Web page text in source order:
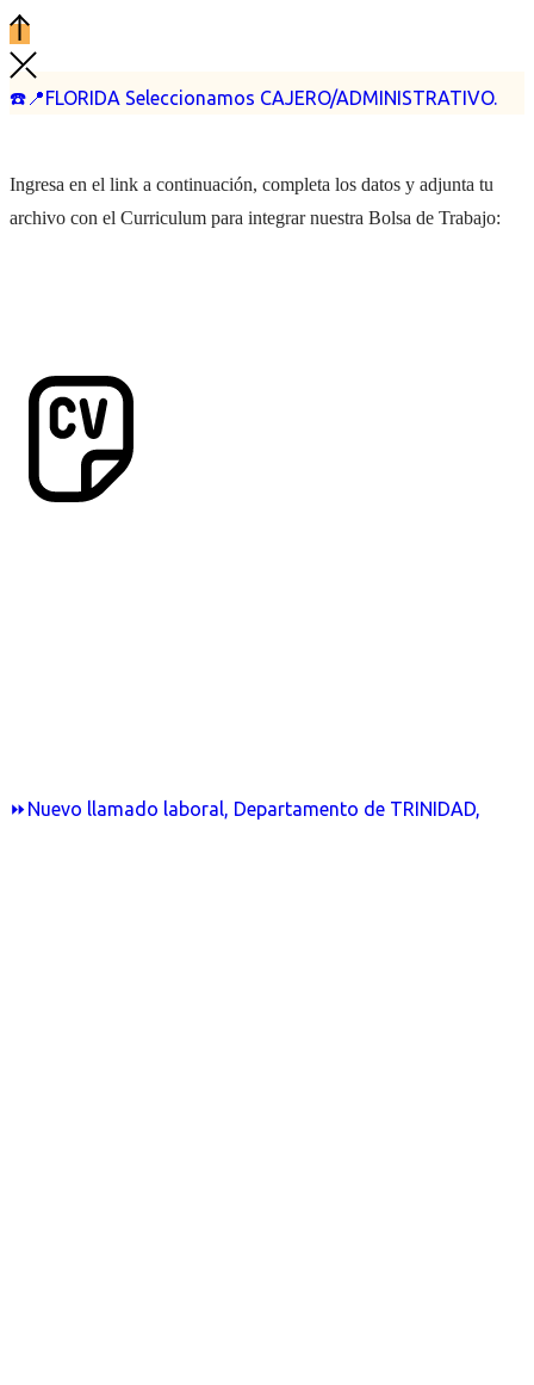
☎️📍FLORIDA Seleccionamos CAJERO/ADMINISTRATIVO.
⏩Nuevo llamado laboral, Departamento de TRINIDAD,
Ingresa en el link a continuación, completa los datos y adjunta tu
archivo con el Curriculum para integrar nuestra Bolsa de Trabajo: